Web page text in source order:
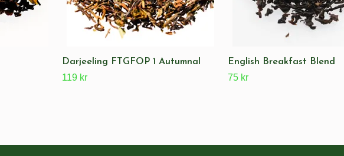
Darjeeling FTGFOP 1 Autumnal
119 kr
English Breakfast Blend
75 kr